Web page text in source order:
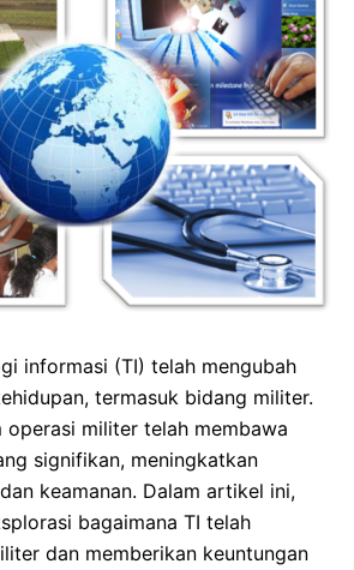
informasi (TI) telah mengubah
termasuk bidang militer.
operasi militer telah membawa
signifikan, meningkatkan
keamanan. Dalam artikel ini,
bagaimana TI telah
dan memberikan keuntungan